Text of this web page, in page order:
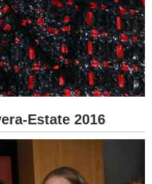
Estate 2016